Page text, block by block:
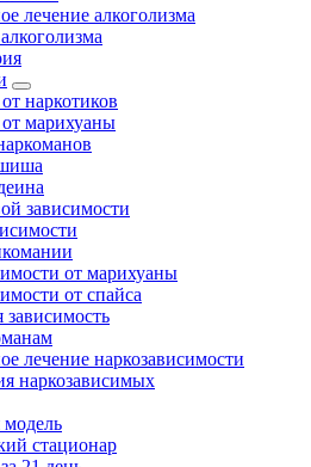
лечение алкоголизма
наркотиков
марихуаны
зависимости
от марихуаны
от спайса
зависимость
лечение наркозависимости
наркозависимых
стационар